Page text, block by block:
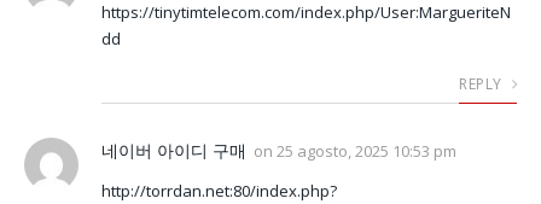
https://tinytimtelecom.com/index.php/User:MargueriteN
dd
REPLY
네이버 아이디 구매 on 25 agosto, 2025 10:53 pm
http://torrdan.net:80/index.php?